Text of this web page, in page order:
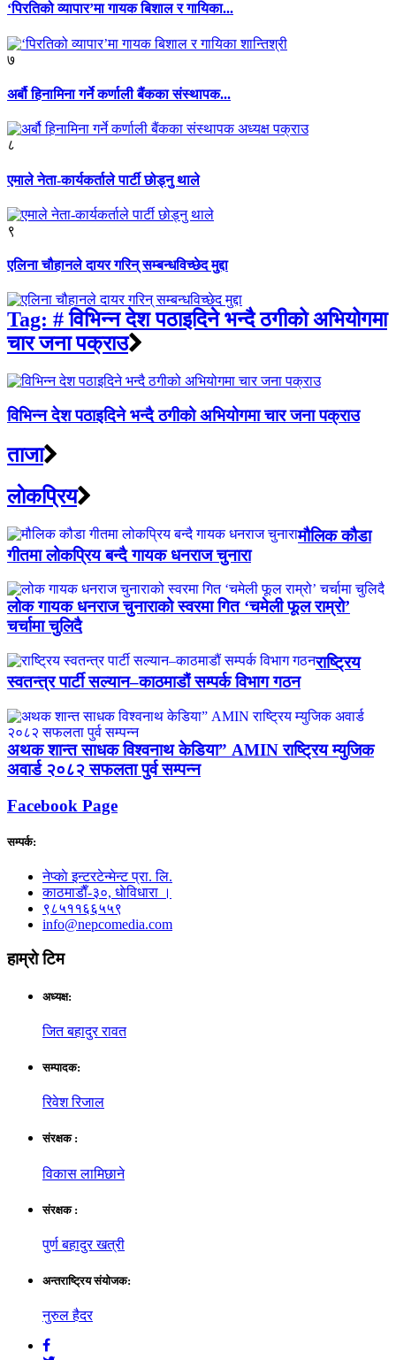
‘पिरतिको व्यापार’मा गायक बिशाल र गायिका...
७
अर्बौ हिनामिना गर्ने कर्णाली बैंकका संस्थापक...
८
एमाले नेता-कार्यकर्ताले पार्टी छोड्नु थाले
९
एलिना चौहानले दायर गरिन् सम्बन्धविच्छेद मुद्दा
Tag: # विभिन्न देश पठाइदिने भन्दै ठगीको अभियोगमा
चार जना पक्राउ
विभिन्न देश पठाइदिने भन्दै ठगीको अभियोगमा चार जना पक्राउ
ताजा
लाेकप्रिय
मौलिक कौडा
गीतमा लोकप्रिय बन्दै गायक धनराज चुनारा
लोक गायक धनराज चुनाराको स्वरमा गित ‘चमेली फूल राम्रो’
चर्चामा चुलिदै
राष्ट्रिय
स्वतन्त्र पार्टी सल्यान–काठमाडौं सम्पर्क विभाग गठन
अथक शान्त साधक विश्वनाथ केडिया” AMIN राष्ट्रिय म्युजिक
अवार्ड २०८२ सफलता पुर्व सम्पन्न
Facebook Page
सम्पर्क:
नेप्काे इन्टरटेन्मेन्ट प्रा. लि.
काठमाडाैँ-३०, धाेविधारा ।
९८५११६६५५९
info@nepcomedia.com
हाम्राे टिम
अध्यक्ष:
जित बहादुर रावत
सम्पादक:
रिवेश रिजाल
संरक्षक :
विकास लामिछाने
संरक्षक :
पुर्ण बहादुर खत्री
अन्तराष्ट्रिय संयाेजक:
नुरुल हैदर